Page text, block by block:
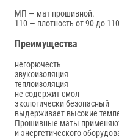
МП — мат прошивной.
110 — плотность от 90 до
Преимущества
негорючесть
звукоизоляция
теплоизоляция
не содержит смол
экологически безопасный
выдерживает высокие
Прошивные маты
и энергетического